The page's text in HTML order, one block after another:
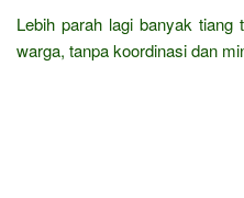
Lebih parah lagi banyak tiang
warga, tanpa koordinasi dan